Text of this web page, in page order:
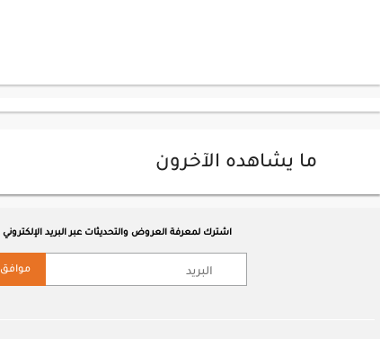
ما يشاهده الآخرون
اشترك لمعرفة العروض والتحديثات عبر البريد الإلكتروني
موافق